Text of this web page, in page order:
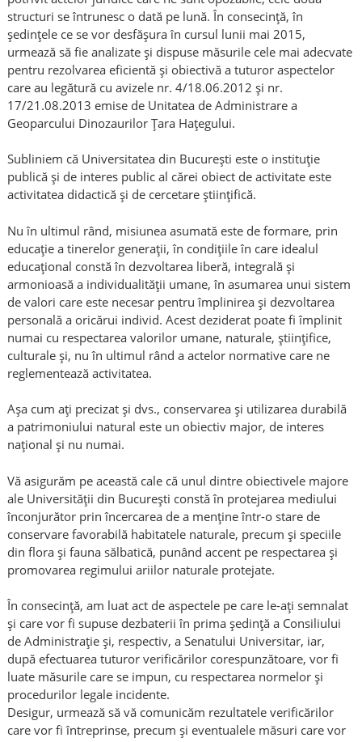
structuri se întrunesc o dată pe lună. În consecință, în
ședințele ce se vor desfășura în cursul lunii mai 2015,
urmează să fie analizate și dispuse măsurile cele mai adecvate
pentru rezolvarea eficientă și obiectivă a tuturor aspectelor
care au legătură cu avizele nr. 4/18.06.2012 și nr.
17/21.08.2013 emise de Unitatea de Administrare a
Geoparcului Dinozaurilor Țara Hațegului.
Subliniem că Universitatea din București este o instituție
publică și de interes public al cărei obiect de activitate este
activitatea didactică și de cercetare științifică.
Nu în ultimul rând, misiunea asumată este de formare, prin
educație a tinerelor generații, în condițiile în care idealul
educațional constă în dezvoltarea liberă, integrală și
armonioasă a individualității umane, în asumarea unui sistem
de valori care este necesar pentru împlinirea și dezvoltarea
personală a oricărui individ. Acest deziderat poate fi împlinit
numai cu respectarea valorilor umane, naturale, științifice,
culturale și, nu în ultimul rând a actelor normative care ne
reglementează activitatea.
Așa cum ați precizat și dvs., conservarea și utilizarea durabilă
a patrimoniului natural este un obiectiv major, de interes
național și nu numai.
Vă asigurăm pe această cale că unul dintre obiectivele majore
ale Universității din București constă în protejarea mediului
înconjurător prin încercarea de a menține într-o stare de
conservare favorabilă habitatele naturale, precum și speciile
din flora și fauna sălbatică, punând accent pe respectarea și
promovarea regimului ariilor naturale protejate.
În consecință, am luat act de aspectele pe care le-ați semnalat
și care vor fi supuse dezbaterii în prima ședință a Consiliului
de Administrație și, respectiv, a Senatului Universitar, iar,
după efectuarea tuturor verificărilor corespunzătoare, vor fi
luate măsurile care se impun, cu respectarea normelor și
procedurilor legale incidente.
Desigur, urmează să vă comunicăm rezultatele verificărilor
care vor fi întreprinse, precum și eventualele măsuri care vor